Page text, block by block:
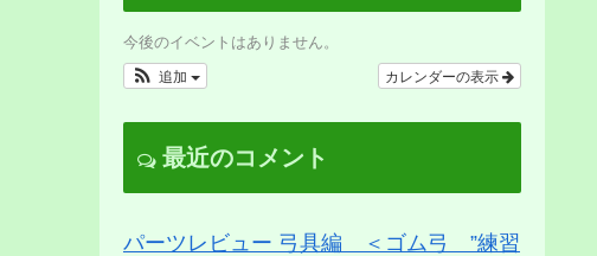
今後のイベントはありません。
カレンダーの表示
追加
最近のコメント
パーツレビュー 弓具編 ＜ゴム弓 ”練習